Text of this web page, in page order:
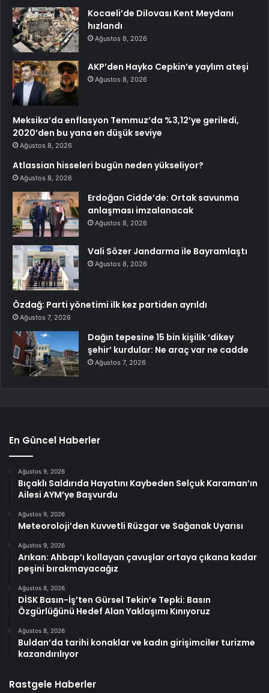
Kocaeli’de Dilovası Kent Meydanı
hızlandı
Ağustos 8, 2026
AKP’den Hayko Cepkin’e yaylım ateşi
Ağustos 8, 2026
Meksika’da enflasyon Temmuz’da %3,12’ye geriledi,
2020’den bu yana en düşük seviye
Ağustos 8, 2026
Atlassian hisseleri bugün neden yükseliyor?
Ağustos 8, 2026
Erdoğan Cidde’de: Ortak savunma
anlaşması imzalanacak
Ağustos 8, 2026
Vali Sözer Jandarma ile Bayramlaştı
Ağustos 8, 2026
Özdağ: Parti yönetimi ilk kez partiden ayrıldı
Ağustos 7, 2026
Dağın tepesine 15 bin kişilik ‘dikey
şehir’ kurdular: Ne araç var ne cadde
Ağustos 7, 2026
En Güncel Haberler
Ağustos 9, 2026
Bıçaklı Saldırıda Hayatını Kaybeden Selçuk Karaman’ın
Ailesi AYM’ye Başvurdu
Ağustos 9, 2026
Meteoroloji’den Kuvvetli Rüzgar ve Sağanak Uyarısı
Ağustos 9, 2026
Arıkan: Ahbap’ı kollayan çavuşlar ortaya çıkana kadar
peşini bırakmayacağız
Ağustos 8, 2026
DİSK Basın-İş’ten Gürsel Tekin’e Tepki: Basın
Özgürlüğünü Hedef Alan Yaklaşımı Kınıyoruz
Ağustos 8, 2026
Buldan’da tarihi konaklar ve kadın girişimciler turizme
kazandırılıyor
Rastgele Haberler